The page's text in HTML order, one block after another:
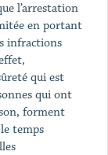
l’arrestation
en portant
infractions
qui est
qui ont
forment
temps